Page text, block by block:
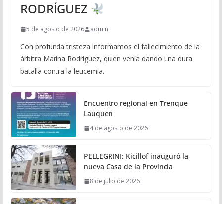
RODRÍGUEZ
5 de agosto de 2026 admin
Con profunda tristeza informamos el fallecimiento de la
árbitra Marina Rodríguez, quien venía dando una dura
batalla contra la leucemia.
Encuentro regional en Trenque
Lauquen
4 de agosto de 2026
PELLEGRINI: Kicillof inauguró la
nueva Casa de la Provincia
8 de julio de 2026